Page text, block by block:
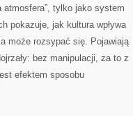
atmosfera”, tylko jako system
pokazuje, jak kultura wpływa
może rozsypać się. Pojawiają
bez manipulacji, za to z
efektem sposobu